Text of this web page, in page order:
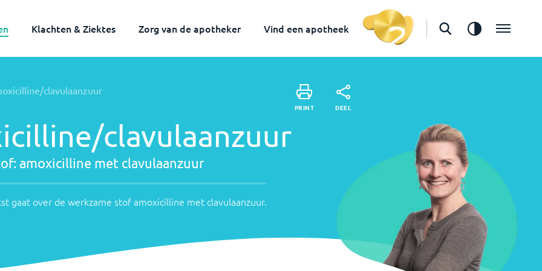
Klachten & Ziektes Zorg van de apotheker Vind een apotheek
stof:
met
clavulaanzuur
Onderstaande
gaat
over
de
stof
amoxicilline
Apotheker
in Zwolle
clavulaanzuur
clavulaanzuur
amoxicilline met clavulaanzuur
gaat over de werkzame stofamoxicilline met clavulaanzuur.
PRINT DEEL